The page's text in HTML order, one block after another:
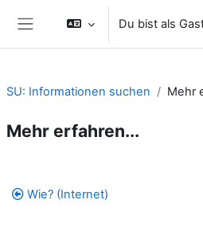
Website-Übersicht
Du bist als
SU: Informationen suchen Mehr
Mehr erfahren...
Wie? (Internet)